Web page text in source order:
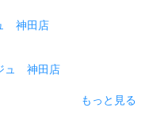
神田店
ュ 神田店
もっと見る